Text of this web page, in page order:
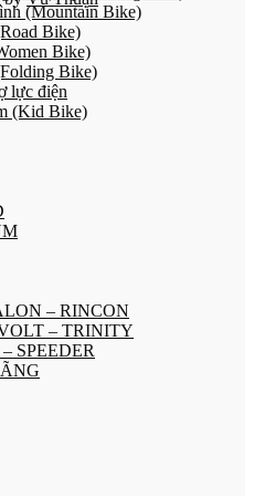
(Mountain Bike)
Bike)
Bike)
Bike)
lực điện
(Kid Bike)
– RINCON
– TRINITY
SPEEDER